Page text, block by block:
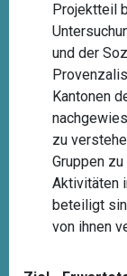
Projektteil
und der
Kantonen
zu
Gruppen
Aktivitäten
beteiligt
von ihnen